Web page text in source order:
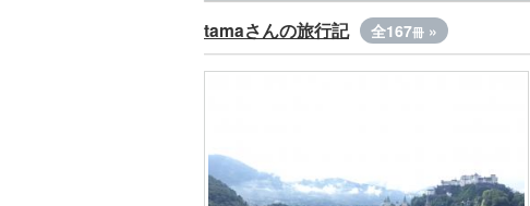
tamaさんの旅行記 全167冊 »